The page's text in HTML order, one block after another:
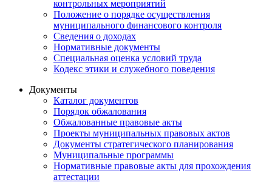
контрольных мероприятий
Положение о порядке осуществления
муниципального финансового контроля
Сведения о доходах
Нормативные документы
Специальная оценка условий труда
Кодекс этики и служебного поведения
Документы
Каталог документов
Порядок обжалования
Обжалованные правовые акты
Проекты муниципальных правовых актов
Документы стратегического планирования
Муниципальные программы
Нормативные правовые акты для прохождения
аттестации